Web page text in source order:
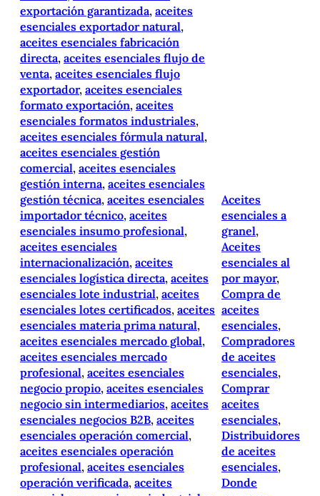
exportación garantizada, aceites
esenciales exportador natural
aceites esenciales fabricación
directa, aceites esenciales flujo de
venta, aceites esenciales flujo
exportador, aceites esenciales
formato exportación, aceites
esenciales formatos industriales
aceites esenciales fórmula natural
aceites esenciales gestión
comercial, aceites esenciales
gestión interna, aceites esenciales
gestión técnica, aceites esenciales
importador técnico, aceites
esenciales insumo profesional
aceites esenciales
internacionalización, aceites
esenciales logística directa, aceites
esenciales lote industrial, aceites
esenciales lotes certificados, aceites
esenciales materia prima natural
aceites esenciales mercado global
aceites esenciales mercado
profesional, aceites esenciales
negocio propio, aceites esenciales
negocio sin intermediarios, aceites
esenciales negocios B2B, aceites
esenciales operación comercial
aceites esenciales operación
profesional, aceites esenciales
operación verificada, aceites
Aceites
esenciales a
granel
Aceites
esenciales al
por mayor
Compra de
aceites
esenciales
Compradores
de aceites
esenciales
Comprar
aceites
esenciales
Distribuidores
de aceites
esenciales
Donde